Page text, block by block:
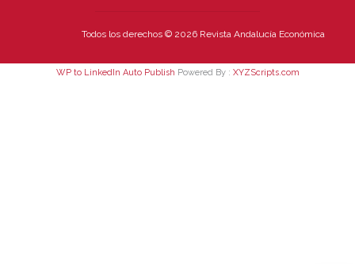
Todos los derechos © 2026 Revista Andalucía Económica
WP to LinkedIn Auto Publish Powered By : XYZScripts.com